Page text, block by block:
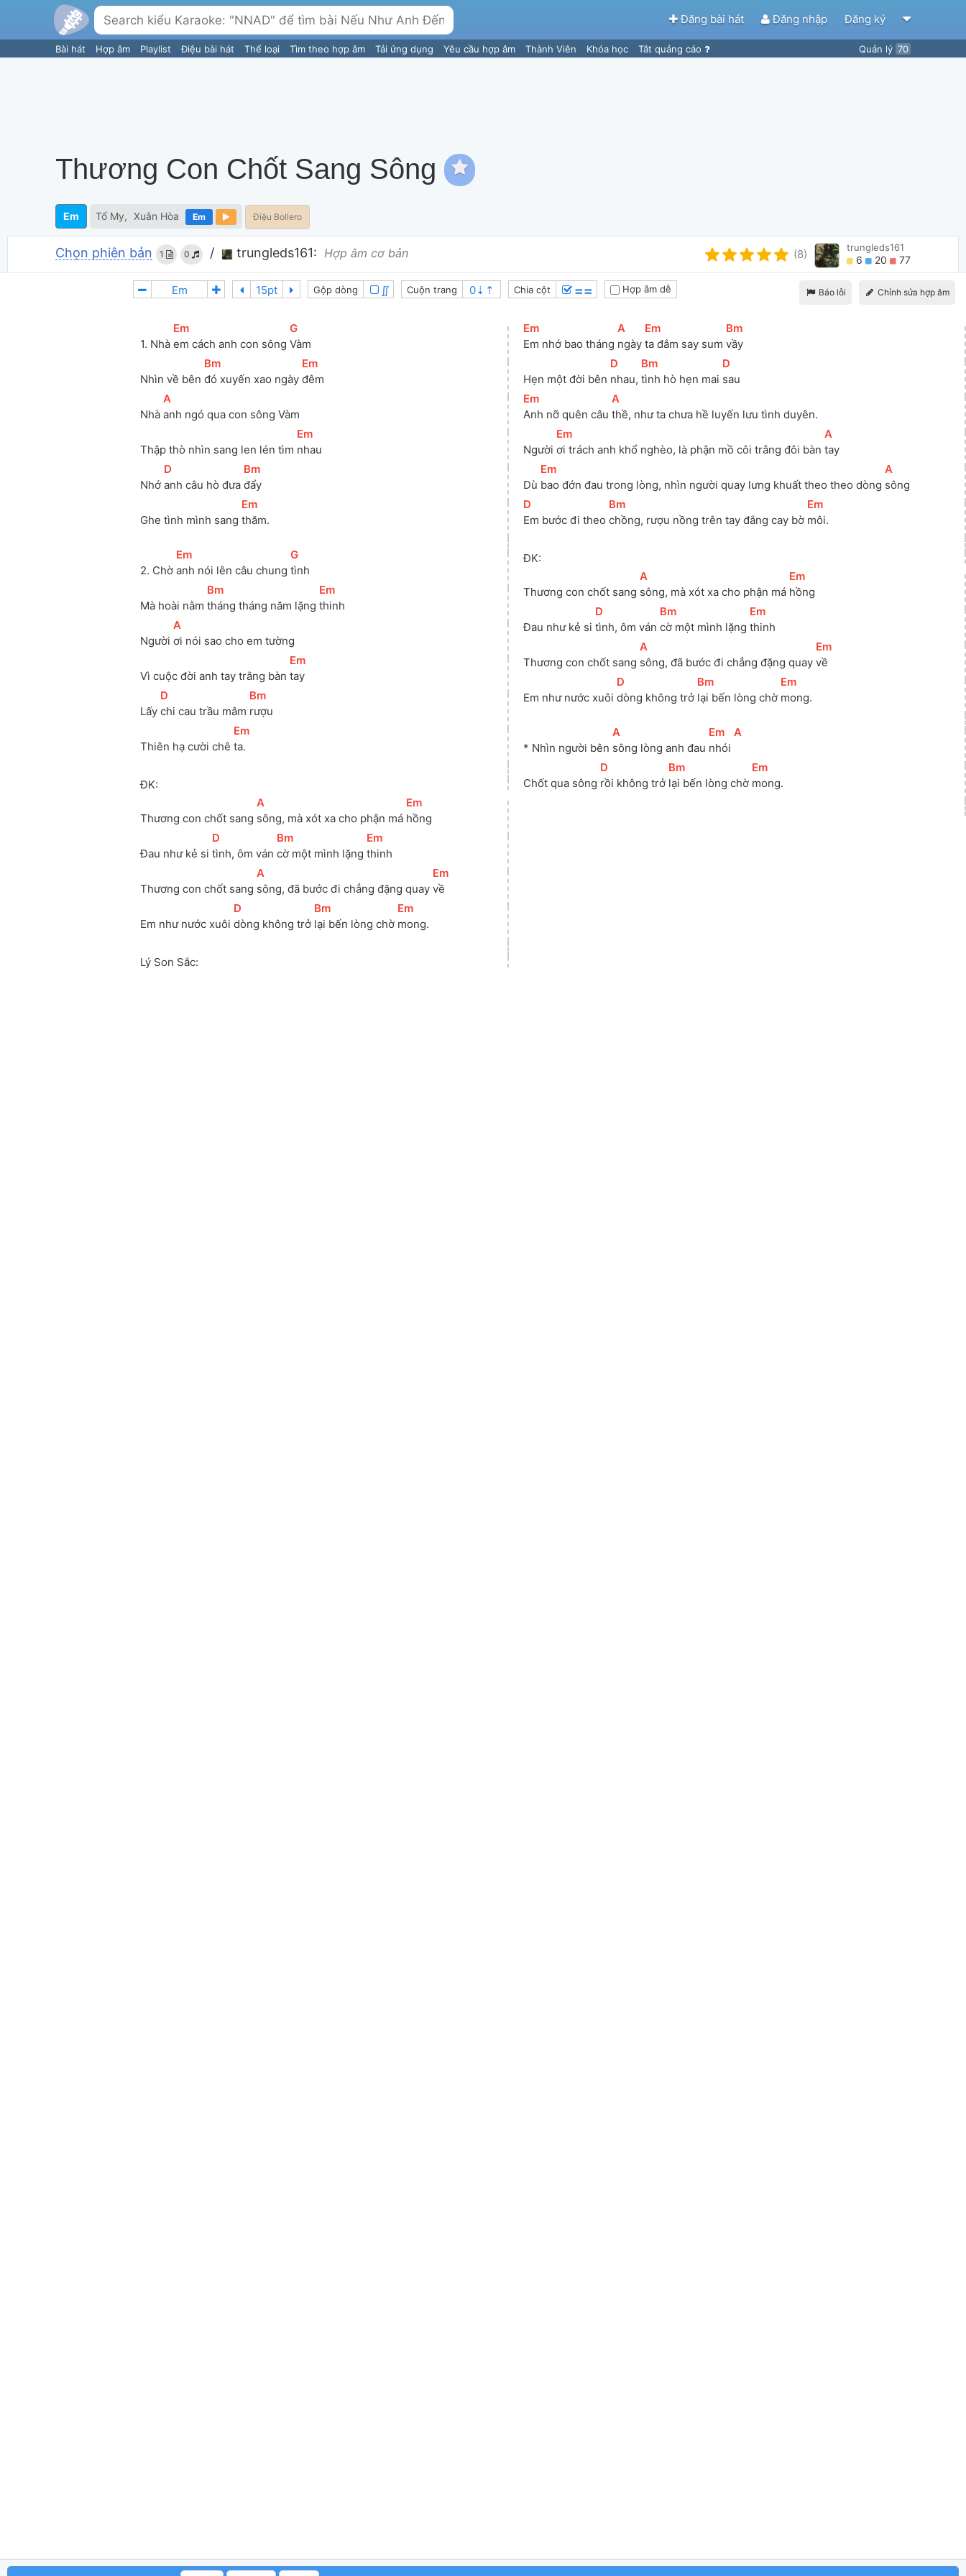
Đăng bài hát Đăng nhập Đăng ký
Bài hát Hợp âm Playlist Điệu bài hát Thể loại Tìm theo hợp âm Tải ứng dụng Yêu cầu hợp âm Thành Viên Khóa học Tắt quảng cáo Quản lý 70
Thương Con Chốt Sang Sông
Em Tố My Xuân Hòa Em Điệu Bollero
Chọn phiên bản 1 0 / trungleds161: Hợp âm cơ bản (8)
trungleds161
6 20 77
Báo lỗi Chỉnh sửa hợp âm
Gộp dòng ∬ Cuộn trang Chia cột ≣≣ Hợp âm dễ
1. Nhà
[Em
em cách anh con sông
[
G
Vàm
Nhìn về bên
[Bm
đó xuyến xao ngày
[Em
đêm
Nhà
[
A
anh ngó qua con sông Vàm
Thập thò nhìn sang len lén tìm
[Em
nhau
Nhớ
[D
anh câu hò đưa
[Bm
đẩy
Ghe tình mình sang
[Em
thăm.
2. Chờ
[Em
anh nói lên câu chung
[
G
tình
Mà hoài nằm
[Bm
tháng tháng năm lặng
[Em
thinh
Người
[
A
ơi nói sao cho em tường
Vì cuộc đời anh tay trằng bàn
[Em
tay
Lấy
[D
chi cau trầu mâm
[Bm
rượu
Thiên hạ cười chê
[Em
ta.
ĐK:
Thương con chốt sang
[
A
sông, mà xót xa cho phận má
[Em
hồng
Đau như kẻ si
[D
tình, ôm ván
[Bm
cờ một mình lặng
[Em
thinh
Thương con chốt sang
[
A
sông, đã bước đi chẳng đặng quay
[Em
về
Em như nước xuôi
[D
dòng không trở
[Bm
lại bến lòng chờ
[Em
mong.
Lý Son Sắc:
[Em
Em nhớ bao tháng
[
A
ngày
[Em
ta đắm say sum
[Bm
vầy
Hẹn một đời bên
[D
nhau,
[Bm
tình hò hẹn mai
[D
sau
[Em
Anh nỡ quên câu
[
A
thề, như ta chưa hề luyến lưu tình duyên.
Người
[Em
ơi trách anh khổ nghèo, là phận mồ côi trắng đôi bàn
[
A
tay
Dù
[Em
bao đớn đau trong lòng, nhìn người quay lưng khuất theo theo dòng
[
A
sông
[D
Em bước đi theo
[Bm
chồng, rượu nồng trên tay đắng cay bờ
[Em
môi.
ĐK:
Thương con chốt sang
[
A
sông, mà xót xa cho phận má
[Em
hồng
Đau như kẻ si
[D
tình, ôm ván
[Bm
cờ một mình lặng
[Em
thinh
Thương con chốt sang
[
A
sông, đã bước đi chẳng đặng quay
[Em
về
Em như nước xuôi
[D
dòng không trở
[Bm
lại bến lòng chờ
[Em
mong.
* Nhìn người bên
[
A
sông lòng anh đau
[Em
nhói
[
A
Chốt qua sông
[D
rồi không trở
[Bm
lại bến lòng chờ
[Em
mong.